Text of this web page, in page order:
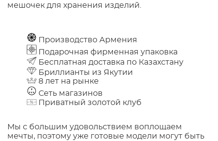
мешочек для хранения изделий.
Производство Армения
Подарочная фирменная упаковка
Бесплатная доставка по Казахстану
Бриллианты из Якутии
8 лет на рынке
Сеть магазинов
Приватный золотой клуб
Мы с большим удовольствием воплощаем
мечты, поэтому уже готовые модели могут быть